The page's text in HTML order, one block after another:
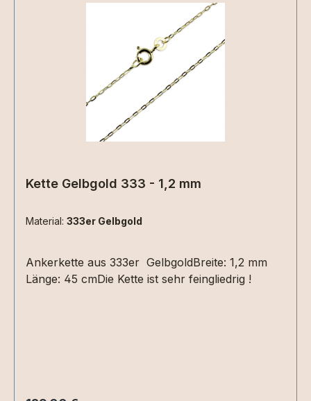
Kette Gelbgold 333 - 1,2 mm
Material: 333er Gelbgold
Ankerkette aus 333er GelbgoldBreite: 1,2 mm
Länge: 45 cmDie Kette ist sehr feingliedrig !